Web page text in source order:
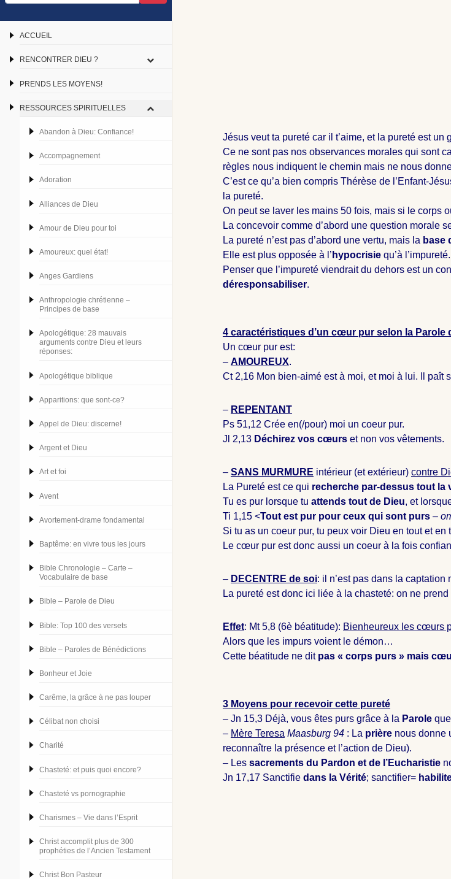
ACCUEIL
RENCONTRER DIEU ?
PRENDS LES MOYENS!
RESSOURCES SPIRITUELLES
Abandon à Dieu: Confiance!
Accompagnement
Adoration
Alliances de Dieu
Amour de Dieu pour toi
Amoureux: quel état!
Anges Gardiens
Anthropologie chrétienne –
Principes de base
Apologétique: 28 mauvais
arguments contre Dieu et leurs
réponses:
Apologétique biblique
Apparitions: que sont-ce?
Appel de Dieu: discerne!
Argent et Dieu
Art et foi
Avent
Avortement-drame fondamental
Baptême: en vivre tous les jours
Bible Chronologie – Carte –
Vocabulaire de base
Bible – Parole de Dieu
Bible: Top 100 des versets
Bible – Paroles de Bénédictions
Bonheur et Joie
Carême, la grâce à ne pas louper
Célibat non choisi
Charité
Chasteté: et puis quoi encore?
Chasteté vs pornographie
Charismes – Vie dans l’Esprit
Christ accomplit plus de 300
prophéties de l’Ancien Testament
Christ Bon Pasteur
Jésus veut ta pureté car il t’aime, et la pureté est
Ce ne sont pas nos observances morales qui sont
règles nous indiquent le chemin mais ne nous
C’est ce qu’a bien compris Thérèse de l’Enfant-
la pureté.
On peut se laver les mains 50 fois, mais si le corps
La concevoir comme d’abord une question morale
La pureté n’est pas d’abord une vertu, mais la base
Elle est plus opposée à l’ hypocrisie qu’à l’impureté.
Penser que l’impureté viendrait du dehors est un
déresponsabiliser.
4 caractéristiques d’un cœur pur selon la Parole
Un cœur pur est:
– AMOUREUX.
Ct 2,16 Mon bien-aimé est à moi, et moi à lui. Il paît
– REPENTANT
Ps 51,12 Crée en(/pour) moi un coeur pur.
Jl 2,13 Déchirez vos cœurs et non vos vêtements.
– SANS MURMURE intérieur (et extérieur) contre
La Pureté est ce qui recherche par-dessus tout la
Tu es pur lorsque tu attends tout de Dieu, et
Ti 1,15 <Tout est pur pour ceux qui sont purs –
Si tu as un coeur pur, tu peux voir Dieu en tout et en
Le cœur pur est donc aussi un coeur à la fois
– DECENTRE de soi: il n’est pas dans la
La pureté est donc ici liée à la chasteté: on ne
Effet: Mt 5,8 (6è béatitude): Bienheureux les cœurs
Alors que les impurs voient le démon…
Cette béatitude ne dit pas « corps purs » mais
3 Moyens pour recevoir cette pureté
– Jn 15,3 Déjà, vous êtes purs grâce à la Parole
– Mère Teresa Maasburg 94 : La prière nous donne
reconnaître la présence et l’action de Dieu).
– Les sacrements du Pardon et de l’Eucharistie
Jn 17,17 Sanctifie dans la Vérité; sanctifier=